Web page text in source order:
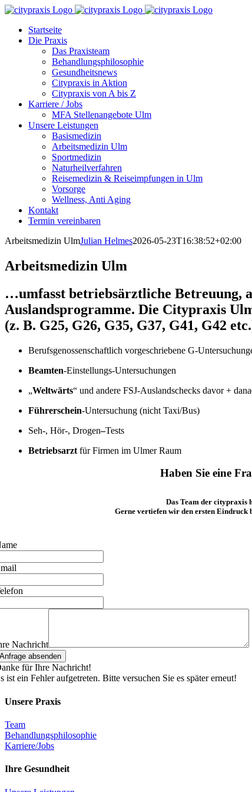
Zum
springenStartseite
Die Praxis
Das Praxisteam
Behandlungsphilosophie
Gesundheitsnews
Citypraxis in Aktion
Citypraxis von A bis Z
Karriere / Jobs
MFA Stellenangebote Ulm
Unsere Leistungen
Basismedizin
Arbeitsmedizin Ulm
Sportmedizin
Naturheilverfahren
Reisemedizin & Reiseimpfungen in Ulm
Vorsorge
Wellness, Anti Aging
Kontakt
Termin vereinbaren
Arbeitsmedizin UlmJulian Helmes2026-05-23T16:38:52+02:00
Arbeitsmedizin Ulm
…umfasst betriebsärztliche Betreuung,
Auslandsprogramme. Die Citypraxis
(z. B. G25, G26, G35, G37, G41, G42
Berufsgenossenschaftlich vorgeschriebene G-
Beamten-Einstellungs-Untersuchungen
„Weltwärts“ und andere FSJ-Auslandschecks davor +
Führerschein-Untersuchung (nicht Taxi/Bus)
Seh-, Hör-, Drogen–Tests
Betriebsarzt für Firmen im Ulmer Raum
Haben Sie eine
Das Team der citypraxis
Gerne vertiefen wir den ersten Eindruck
Nachricht
absenden
für Ihre Nachricht!
ist ein Fehler aufgetreten. Bitte versuchen Sie es später erneut!
Unsere Praxis
Team
Behandlungsphilosophie
Karriere/Jobs
Ihre Gesundheit